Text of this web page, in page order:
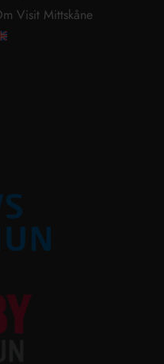
Visit Mittskåne